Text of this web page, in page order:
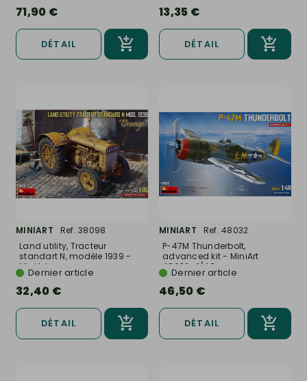
71,90 €
DÉTAIL
13,35 €
DÉTAIL
MINIART
Ref. 38098
Land utility, Tracteur
standart N, modèle 1939 -
MiniArt...
Dernier article
32,40 €
DÉTAIL
MINIART
Ref. 48032
P-47M Thunderbolt,
advanced kit - MiniArt
48032- 1/48
Dernier article
46,50 €
DÉTAIL